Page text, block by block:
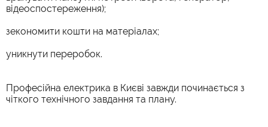
відеоспостереження);
зекономити кошти на матеріалах;
уникнути переробок.
Професійна електрика в Києві завжди починається з
чіткого технічного завдання та плану.